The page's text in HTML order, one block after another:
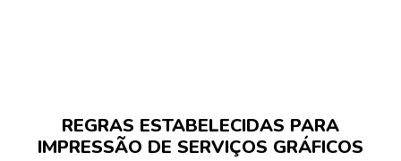
REGRAS ESTABELECIDAS PARA
IMPRESSÃO DE SERVIÇOS GRÁFICOS